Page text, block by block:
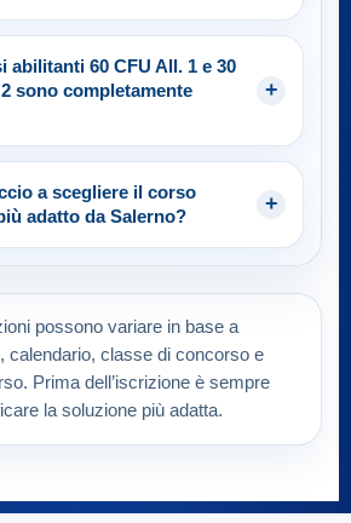
abilitanti 60 CFU All. 1 e 30
sono completamente
a scegliere il corso
adatto da Salerno?
possono variare in base a
calendario, classe di concorso e
Prima dell’iscrizione è sempre
la soluzione più adatta.